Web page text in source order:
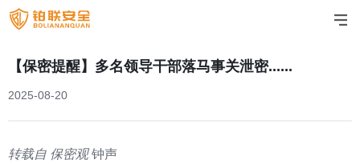
【保密提醒】多名领导干部落马事关泄密......
2025-08-20
转载自 保密观钟声